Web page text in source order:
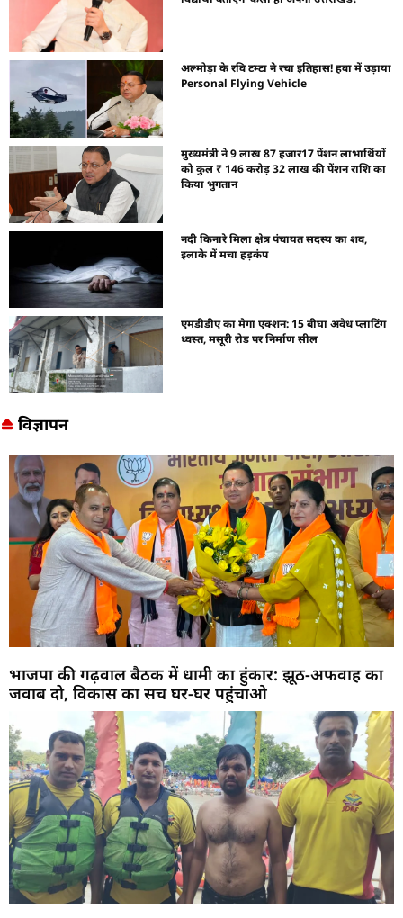
अल्मोड़ा के रवि टम्टा ने रचा इतिहास! हवा में उड़ाया
Personal Flying Vehicle
मुख्यमंत्री ने 9 लाख 87 हजार17 पेंशन लाभार्थियों
को कुल ₹ 146 करोड़ 32 लाख की पेंशन राशि का
किया भुगतान
नदी किनारे मिला क्षेत्र पंचायत सदस्य का शव,
इलाके में मचा हड़कंप
एमडीडीए का मेगा एक्शन: 15 बीघा अवैध प्लाटिंग
ध्वस्त, मसूरी रोड पर निर्माण सील
विज्ञापन
भाजपा की गढ़वाल बैठक में धामी का हुंकार: झूठ-अफवाह का
जवाब दो, विकास का सच घर-घर पहुंचाओ